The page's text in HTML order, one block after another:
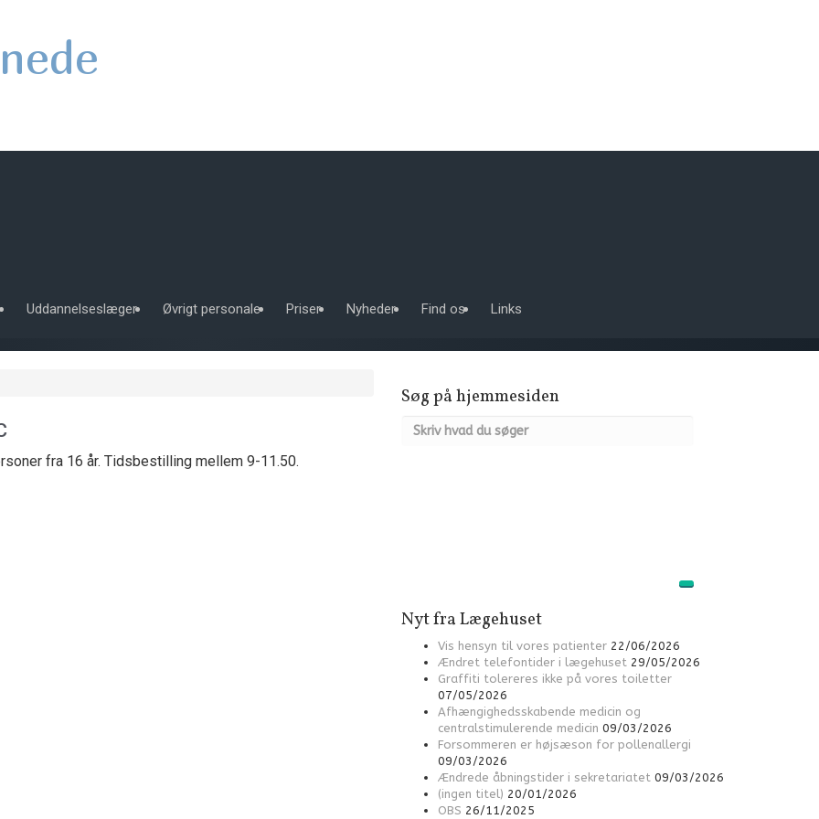
Uddannelseslæger Øvrigt personale Priser Nyheder Find os Links
fra 16 år. Tidsbestilling mellem 9-11.50.
Søg på hjemmesiden
Nyt fra Lægehuset
Vis hensyn til vores patienter 22/06/2026
Ændret telefontider i lægehuset 29/05/2026
Graffiti tolereres ikke på vores toiletter
07/05/2026
Afhængighedsskabende medicin og
centralstimulerende medicin 09/03/2026
Forsommeren er højsæson for pollenallergi
09/03/2026
Ændrede åbningstider i sekretariatet 09/03/2026
(ingen titel) 20/01/2026
OBS 26/11/2025